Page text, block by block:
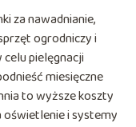
za nawadnianie,
ogrodniczy i
pielęgnacji
miesięczne
to wyższe koszty
oświetlenie i systemy